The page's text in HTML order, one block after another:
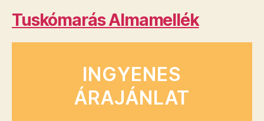
Tuskómarás Almamellék
INGYENES
ÁRAJÁNLAT